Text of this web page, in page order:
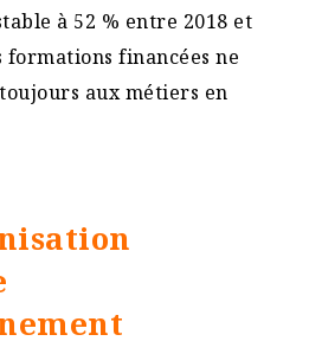
à 52 % entre 2018 et
formations financées ne
aux métiers en